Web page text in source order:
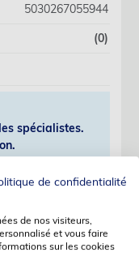
5030267055944
(0)
spécialistes.
Enregistrer
de confidentialité
de nos visiteurs,
et vous faire
sur les cookies